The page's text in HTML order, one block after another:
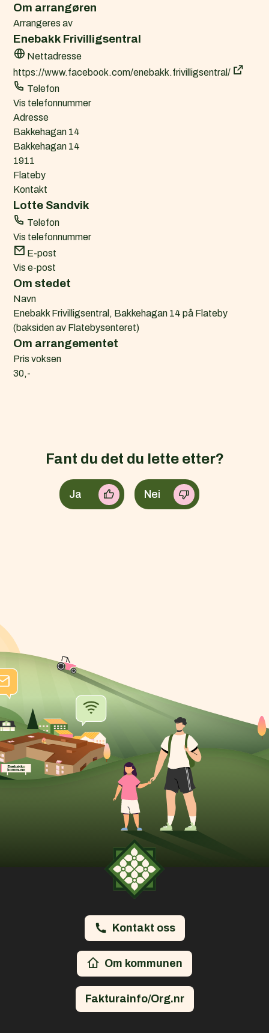
d
e
r
f
l
.
i
c
s
)
Om arrangøren
Arrangeres av
Enebakk Frivilligsentral
Nettadresse
https://www.facebook.com/enebakk.frivilligsentral/
Telefon
Vis telefonnummer
Adresse
Bakkehagan 14
Bakkehagan 14
1911
Flateby
Kontakt
Lotte Sandvik
Telefon
Vis telefonnummer
E-post
Vis e-post
Om stedet
Navn
Enebakk Frivilligsentral, Bakkehagan 14 på Flateby
(baksiden av Flatebysenteret)
Om arrangementet
Pris voksen
30,-
Fant du det du lette etter?
Ja Nei
Kontakt oss
Om kommunen
Fakturainfo/Org.nr